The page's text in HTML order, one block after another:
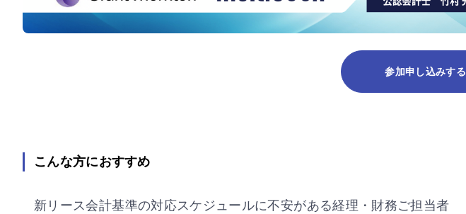
参加申し込みする
こんな方におすすめ
新リース会計基準の対応スケジュールに不安がある経理・財務ご担当者